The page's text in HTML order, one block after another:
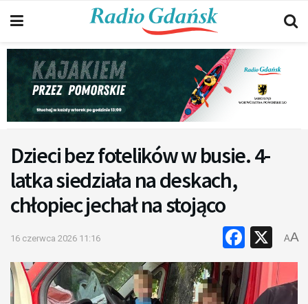
Dzieci bez fotelików w busie. 4-
latka siedziała na deskach,
chłopiec jechał na stojąco
16 czerwca 2026 11:16 X
AA